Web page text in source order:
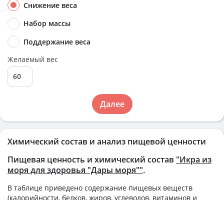
Химический состав и анализ пищевой ценности
Пищевая ценность и химический состав "Икра из
моря для здоровья "Дары моря"".
В таблице приведено содержание пищевых веществ
(калорийности, белков, жиров, углеводов, витаминов и
Снижение веса
Набор массы
Поддержание веса
Желаемый вес
Далее